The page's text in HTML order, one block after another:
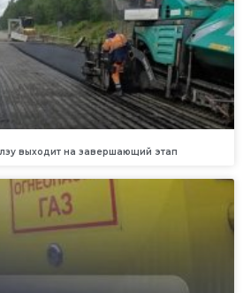
выходит на завершающий этап